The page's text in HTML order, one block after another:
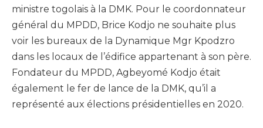
ministre togolais à la DMK. Pour le coordonnateur
général du MPDD, Brice Kodjo ne souhaite plus
voir les bureaux de la Dynamique Mgr Kpodzro
dans les locaux de l’édifice appartenant à son père.
Fondateur du MPDD, Agbeyomé Kodjo était
également le fer de lance de la DMK, qu’il a
représenté aux élections présidentielles en 2020.